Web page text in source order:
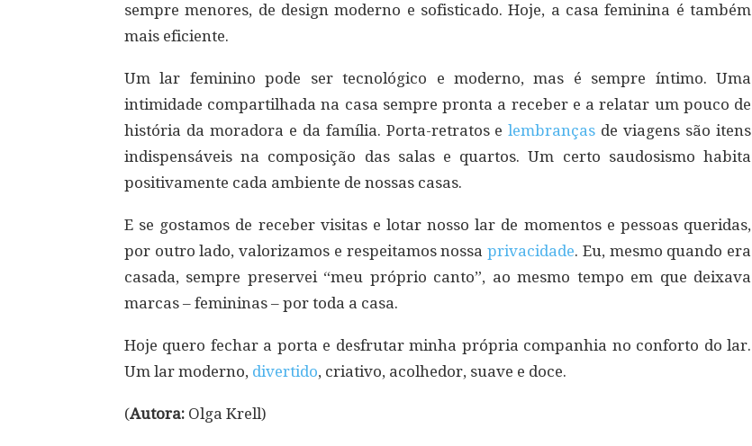
sempre menores, de design moderno e sofisticado. Hoje, a casa feminina é também
mais eficiente.
Um lar feminino pode ser tecnológico e moderno, mas é sempre íntimo. Uma
intimidade compartilhada na casa sempre pronta a receber e a relatar um pouco de
história da moradora e da família. Porta-retratos elembranças de viagens são itens
indispensáveis na composição das salas e quartos. Um certo saudosismo habita
positivamente cada ambiente de nossas casas.
E se gostamos de receber visitas e lotar nosso lar de momentos e pessoas queridas,
por outro lado, valorizamos e respeitamos nossaprivacidade. Eu, mesmo quando era
casada, sempre preservei “meu próprio canto”, ao mesmo tempo em que deixava
marcas – femininas – por toda a casa.
Hoje quero fechar a porta e desfrutar minha própria companhia no conforto do lar.
Um lar moderno, divertido, criativo, acolhedor, suave e doce.
(Autora: Olga Krell)